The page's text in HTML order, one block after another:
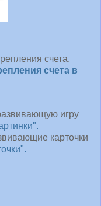
счета.
счета в
игру
карточки